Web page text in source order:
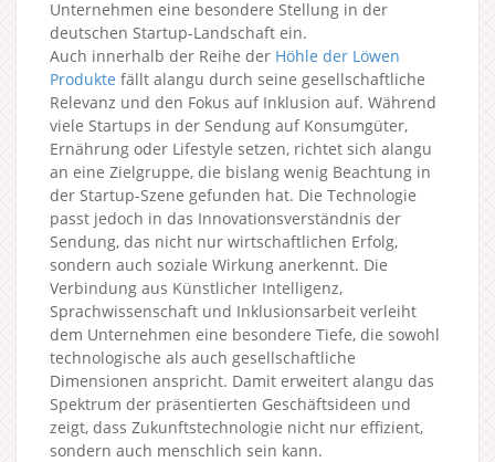
Unternehmen eine besondere Stellung in der
deutschen Startup-Landschaft ein.
Auch innerhalb der Reihe der Höhle der Löwen
Produkte fällt alangu durch seine gesellschaftliche
Relevanz und den Fokus auf Inklusion auf. Während
viele Startups in der Sendung auf Konsumgüter,
Ernährung oder Lifestyle setzen, richtet sich alangu
an eine Zielgruppe, die bislang wenig Beachtung in
der Startup-Szene gefunden hat. Die Technologie
passt jedoch in das Innovationsverständnis der
Sendung, das nicht nur wirtschaftlichen Erfolg,
sondern auch soziale Wirkung anerkennt. Die
Verbindung aus Künstlicher Intelligenz,
Sprachwissenschaft und Inklusionsarbeit verleiht
dem Unternehmen eine besondere Tiefe, die sowohl
technologische als auch gesellschaftliche
Dimensionen anspricht. Damit erweitert alangu das
Spektrum der präsentierten Geschäftsideen und
zeigt, dass Zukunftstechnologie nicht nur effizient,
sondern auch menschlich sein kann.